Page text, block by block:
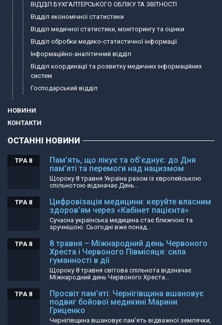
ВІДДІЛ БУХГАЛТЕРСЬКОГО ОБЛІКУ ТА ЗВІТНОСТІ
Відділ економічної статистики
Відділ медичної статистики, моніторингу та оцінки
Відділ обробки медико-статистичної інформації
Інформаційно-аналітичний відділ
Відділ координації та розвитку медичних інформаційних
систем
Господарський відділ
НОВИНИ
КОНТАКТИ
ОСТАННІ НОВИНИ
Пам’ять, що лікує та об’єднує: до Дня
пам’яті та перемоги над нацизмом
ТРА 8
Щороку 8 травня Україна разом із європейською
спільнотою відзначає День...
Цифровізація медицини: керуйте власним
здоров’ям через «Кабінет пацієнта»
ТРА 8
Сучасна українська медицина стає ближчою та
зручнішою. Сьогодні вже понад...
8 травня – Міжнародний день Червоного
Хреста і Червоного Півмісяця: сила
гуманності в дії
ТРА 8
Щороку 8 травня світова спільнота відзначає
Міжнародний день Червоного Хреста...
Просвіт пам’яті: Чернігівщина вшановує
подвиг бойової медикині Марини
Гриценко
ТРА 8
Чернігівщина вшановує пам’ять відважної землячки,